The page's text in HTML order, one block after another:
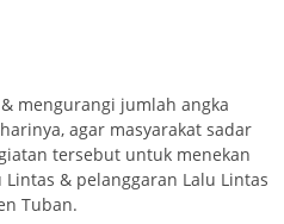
mengurangi jumlah angka
agar masyarakat sadar
tersebut untuk menekan
& pelanggaran Lalu Lintas
Tuban.